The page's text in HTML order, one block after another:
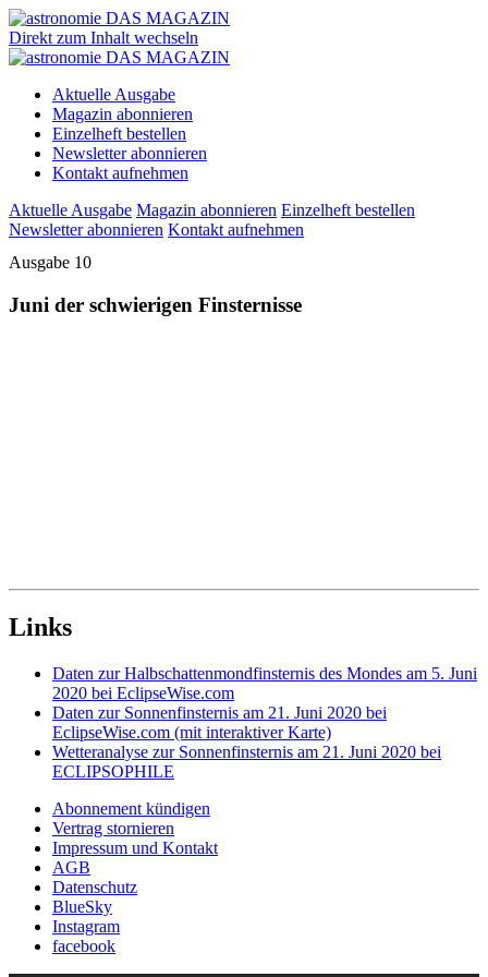
Direkt zum Inhalt wechseln
Aktuelle Ausgabe
Magazin abonnieren
Einzelheft bestellen
Newsletter abonnieren
Kontakt aufnehmen
Aktuelle Ausgabe Magazin abonnieren Einzelheft bestellen
Newsletter abonnieren Kontakt aufnehmen
Ausgabe 10
Juni der schwierigen Finsternisse
Links
Daten zur Halbschattenmondfinsternis des Mondes am 5. Juni
2020 bei EclipseWise.com
Daten zur Sonnenfinsternis am 21. Juni 2020 bei
EclipseWise.com (mit interaktiver Karte)
Wetteranalyse zur Sonnenfinsternis am 21. Juni 2020 bei
ECLIPSOPHILE
Abonnement kündigen
Vertrag stornieren
Impressum und Kontakt
AGB
Datenschutz
BlueSky
Instagram
facebook